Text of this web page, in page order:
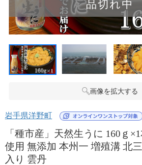
品切れ中
画像を拡大する
岩手県洋野町
「種市産」天然生うに 160ｇ
使用 無添加 本州一 増殖溝 北
入り 雲丹